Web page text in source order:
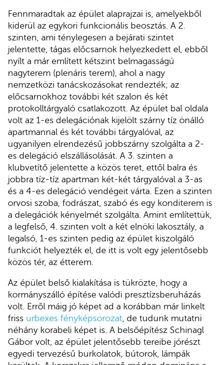
Fennmaradtak az épület alaprajzai is, amelyekből
kiderül az egykori funkcionális beosztás. A 2.
szinten, ami ténylegesen a bejárati szintet
jelentette, tágas előcsarnok helyezkedett el, ebből
nyílt a már említett kétszint belmagasságú
nagyterem (plenáris terem), ahol a nagy
nemzetközi tanácskozásokat rendezték; az
előcsarnokhoz további két szalon és két
protokolltárgyaló csatlakozott. Az épület bal oldala
volt az 1-es delegációnak kijelölt szárny tíz önálló
apartmannal és két további tárgyalóval, az
ugyanilyen elrendezésű jobbszárny szolgálta a 2-
es delegáció elszállásolását. A 3. szinten a
klubvetítő jelentette a közös teret, ettől balra és
jobbra tíz-tíz apartman két-két tárgyalóval a 3-as
és a 4-es delegáció vendégeit várta. Ezen a szinten
orvosi szoba, fodrászat, szabó és egy konditerem is
a delegációk kényelmét szolgálta. Amint említettük,
a legfelső, 4. szinten volt a két elnöki lakosztály, a
legalsó, 1-es szinten pedig az épület kiszolgáló
funkciót helyezték el, de itt is volt egy jelentősebb
közös tér, az étterem.
Az épület belső kialakítása is tükrözte, hogy a
kormányszálló építése valódi presztízsberuházás
volt. Erről máig jó képet ad a korábban már linkelt
friss urbexes fényképsorozat , de tudunk mutatni
néhány korabeli képet is. A belsőépítész Schinagl
Gábor volt, az épület jelentősebb tereibe jórészt
egyedi tervezésű burkolatok, bútorok, lámpák